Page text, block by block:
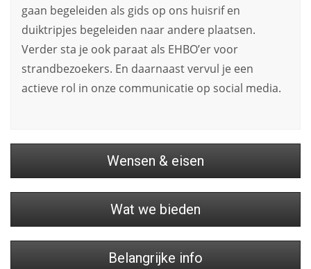
gaan begeleiden als gids op ons huisrif en
duiktripjes begeleiden naar andere plaatsen.
Verder sta je ook paraat als EHBO’er voor
strandbezoekers. En daarnaast vervul je een
actieve rol in onze communicatie op social media.
Wensen & eisen
Wat we bieden
Belangrijke info